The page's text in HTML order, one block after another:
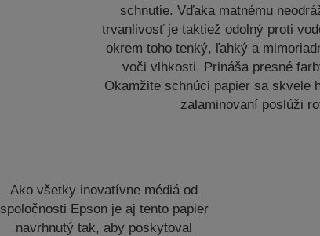
schnutie. Vďaka matnému
trvanlivosť je taktiež odolný proti
okrem toho tenký, ľahký a
voči vlhkosti. Prináša presné
Okamžite schnúci papier sa skvele
zalaminovaní poslúži
Ako všetky inovatívne médiá od
spoločnosti Epson je aj tento papier
navrhnutý tak, aby poskytoval